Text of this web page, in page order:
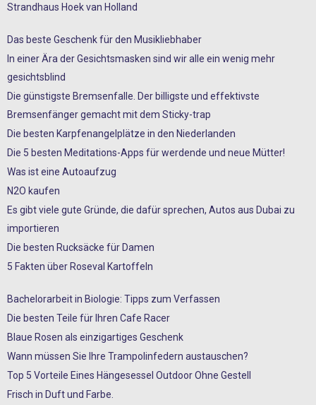
Strandhaus Hoek van Holland
Das beste Geschenk für den Musikliebhaber
In einer Ära der Gesichtsmasken sind wir alle ein wenig mehr
gesichtsblind
Die günstigste Bremsenfalle. Der billigste und effektivste
Bremsenfänger gemacht mit dem Sticky-trap
Die besten Karpfenangelplätze in den Niederlanden
Die 5 besten Meditations-Apps für werdende und neue Mütter!
Was ist eine Autoaufzug
N2O kaufen
Es gibt viele gute Gründe, die dafür sprechen, Autos aus Dubai zu
importieren
Die besten Rucksäcke für Damen
5 Fakten über Roseval Kartoffeln
Bachelorarbeit in Biologie: Tipps zum Verfassen
Die besten Teile für Ihren Cafe Racer
Blaue Rosen als einzigartiges Geschenk
Wann müssen Sie Ihre Trampolinfedern austauschen?
Top 5 Vorteile Eines Hängesessel Outdoor Ohne Gestell
Frisch in Duft und Farbe.